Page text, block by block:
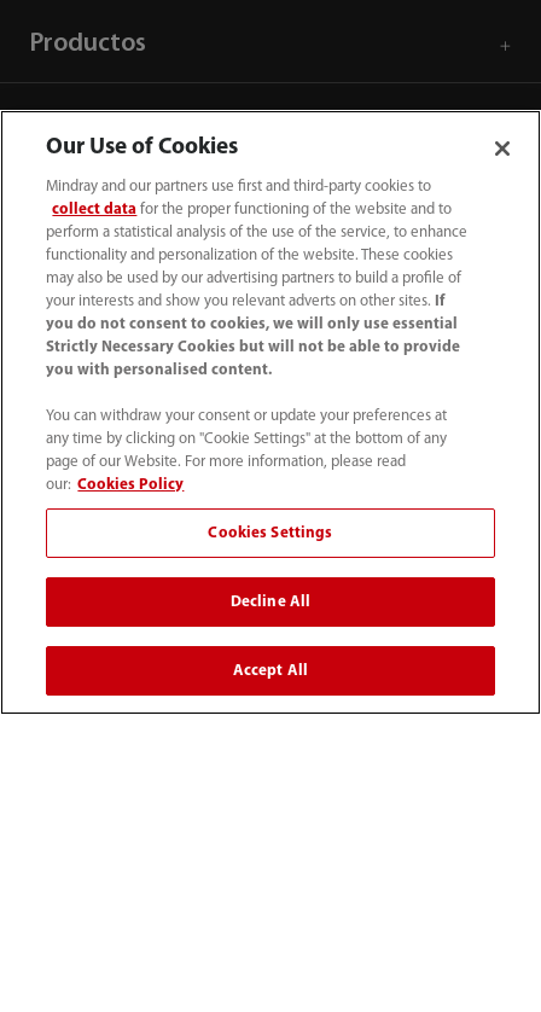
Productos
Soluciones
Servicios
Centro de prensa
Empleos
Acerca de Mindray
Información de contacto
Our Use of Cookies
Mindray and our partners use first and third-party cookies to
collect data for the proper functioning of the website and to
perform a statistical analysis of the use of the service, to enhance
functionality and personalization of the website. These cookies
may also be used by our advertising partners to build a profile of
your interests and show you relevant adverts on other sites.
If
you do not consent to cookies, we will only use essential
Strictly Necessary Cookies but will not be able to provide
you with personalised content.
You can withdraw your consent or update your preferences at
any time by clicking on "Cookie Settings" at the bottom of any
page of our Website. For more information, please read
our: Cookies Policy
Cookies Settings
Decline All
Accept All